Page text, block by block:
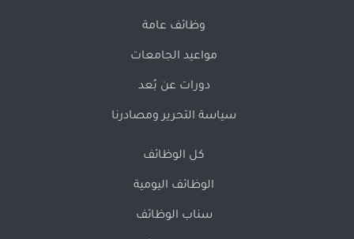
وظائف عامة
مواعيد الجامعات
دورات عن بُعد
سياسة التحرير ومصادرنا
كل الوظائف
الوظائف اليومية
سناب الوظائف